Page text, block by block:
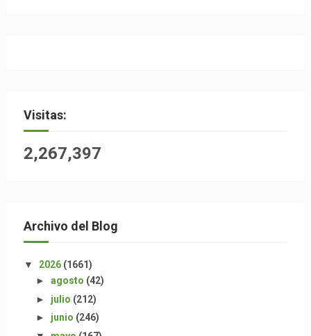
Visitas:
2,267,397
Archivo del Blog
▼ 2026 (1661)
► agosto (42)
► julio (212)
► junio (246)